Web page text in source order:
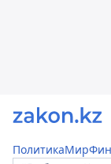
ПолитикаМир